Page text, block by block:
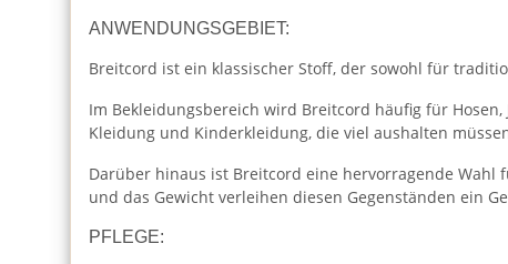
ANWENDUNGSGEBIET:
Breitcord ist ein klassischer Stoff, der sowohl für
Im Bekleidungsbereich wird Breitcord häufig für
Kleidung und Kinderkleidung, die viel aushalten
Darüber hinaus ist Breitcord eine hervorragende Wahl
und das Gewicht verleihen diesen Gegenständen ein
PFLEGE: